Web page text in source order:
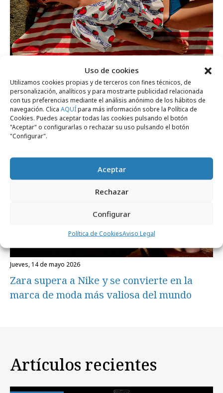
Uso de cookies
Utilizamos cookies propias y de terceros con fines técnicos, de
personalización, analíticos y para mostrarte publicidad relacionada
con tus preferencias mediante el análisis anónimo de los hábitos de
navegación. Clica AQUÍpara más información sobre la Política de
Cookies. Puedes aceptar todas las cookies pulsando el botón
"Aceptar" o configurarlas o rechazar su uso pulsando el botón
"Configurar".
Aceptar
Rechazar
Configurar
Política de CookiesAviso Legal
martes, 19 de mayo 2026
ZARA y la era de las marcas mutantes
Formación y estudios
jueves, 14 de mayo 2026
Zara supera a Nike y se convierte en la
marca de moda más valiosa del mundo
Artículos recientes